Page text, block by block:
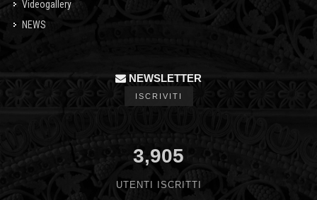
Videogallery
NEWS
NEWSLETTER
ISCRIVITI
3,905
UTENTI ISCRITTI